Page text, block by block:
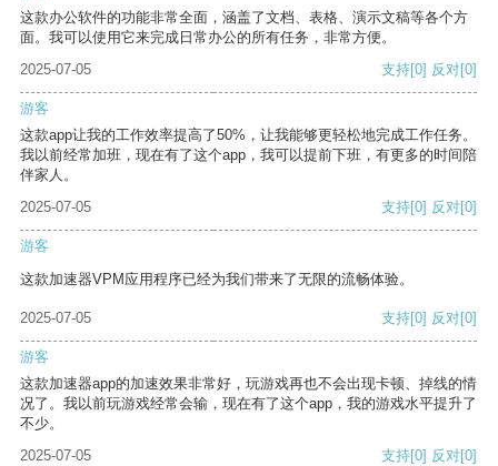
这款办公软件的功能非常全面，涵盖了文档、表格、演示文稿等各个方
面。我可以使用它来完成日常办公的所有任务，非常方便。
2025-07-05
支持[0] 反对[0]
游客
这款app让我的工作效率提高了50%，让我能够更轻松地完成工作任务。
我以前经常加班，现在有了这个app，我可以提前下班，有更多的时间陪
伴家人。
2025-07-05
支持[0] 反对[0]
游客
这款加速器VPM应用程序已经为我们带来了无限的流畅体验。
2025-07-05 支持[0] 反对[0]
游客
这款加速器app的加速效果非常好，玩游戏再也不会出现卡顿、掉线的情
况了。我以前玩游戏经常会输，现在有了这个app，我的游戏水平提升了
不少。
2025-07-05
支持[0] 反对[0]